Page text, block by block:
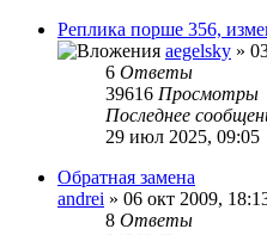
Реплика порше 356,
aegelsky »
6 Ответы
39616 Просмотры
Последнее
29 июл 2025, 09:05
Обратная замена
andrei » 06 окт 2009,
8 Ответы